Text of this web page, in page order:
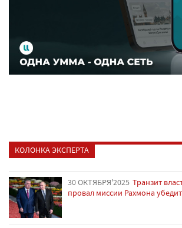
КОЛОНКА ЭКСПЕРТА
30 ОКТЯБРЯ'2025 Транзит
провал миссии Рахмона